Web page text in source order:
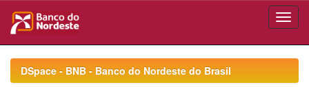
navigationDSpace - BNB - Banco do Nordeste do Brasil